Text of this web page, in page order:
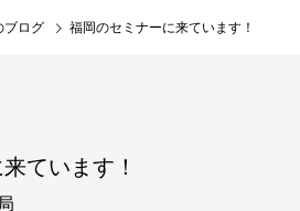
ブログ 福岡のセミナーに来ています！
ています！